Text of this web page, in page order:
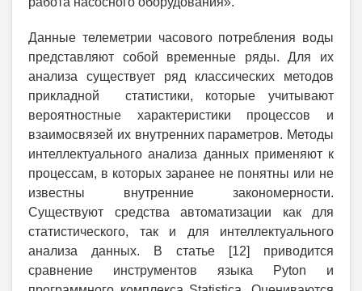
Данные телеметрии часового потребления воды
представляют собой временные ряды. Для их
анализа существует ряд классических методов
прикладной статистики, которые учитывают
вероятностные характеристики процессов и
взаимосвязей их внутренних параметров. Методы
интеллектуального анализа данных применяют к
процессам, в которых заранее не понятны или не
известны внутренние закономерности.
Существуют средства автоматизации как для
статистического, так и для интеллектуального
анализа данных. В статье [12] приводится
сравнение инструментов языка Pyton и